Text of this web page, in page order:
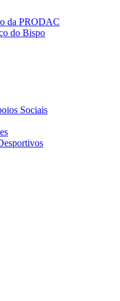
da PRODAC
do Bispo
Sociais